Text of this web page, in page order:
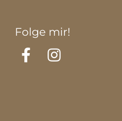
Folge mir!